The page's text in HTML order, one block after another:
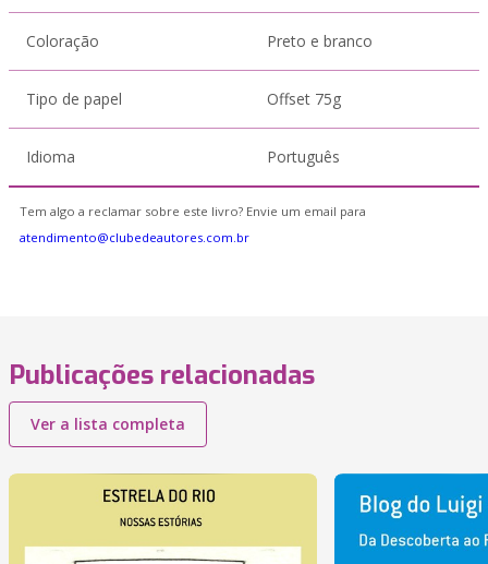
Coloração Preto e branco
Tipo de papel Offset 75g
Idioma Português
Tem algo a reclamar sobre este livro? Envie um email para
atendimento@clubedeautores.com.br
Publicações relacionadas
Ver a lista completa